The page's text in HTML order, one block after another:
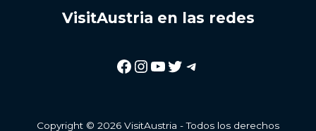
VisitAustria en las redes
Facebook
Instagram
YouTube
Twitter
Telegram
Copyright © 2026 VisitAustria - Todos los derechos